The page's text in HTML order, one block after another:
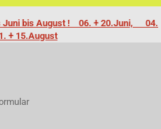
Juni bis August ! 06. + 20.Juni, 04.
+ 15.August